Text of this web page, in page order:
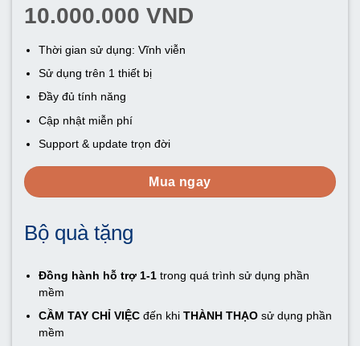
10.000.000 VND
Thời gian sử dụng: Vĩnh viễn
Sử dụng trên 1 thiết bị
Đầy đủ tính năng
Cập nhật miễn phí
Support & update trọn đời
Mua ngay
Bộ quà tặng
Đồng hành hỗ trợ 1-1trong quá trình sử dụng phần
mềm
CẦM TAY CHỈ VIỆCđến khi THÀNH THẠOsử dụng phần
mềm